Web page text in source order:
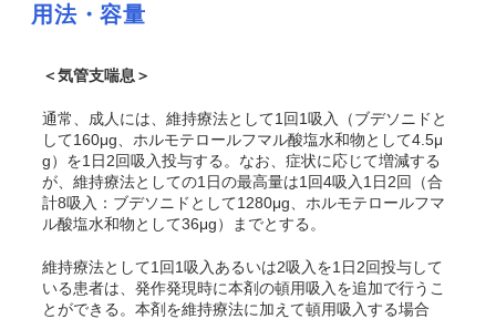
用法・容量
＜気管支喘息＞
通常、成人には、維持療法として1回1吸入（ブデソニドと
して160μg、ホルモテロールフマル酸塩水和物として4.5μ
g）を1日2回吸入投与する。なお、症状に応じて増減する
が、維持療法としての1日の最高量は1回4吸入1日2回（合
計8吸入：ブデソニドとして1280μg、ホルモテロールフマ
ル酸塩水和物として36μg）までとする。
維持療法として1回1吸入あるいは2吸入を1日2回投与して
いる患者は、発作発現時に本剤の頓用吸入を追加で行うこ
とができる。本剤を維持療法に加えて頓用吸入する場合